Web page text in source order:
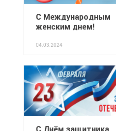
С Международным
женским днем!
04.03.2024